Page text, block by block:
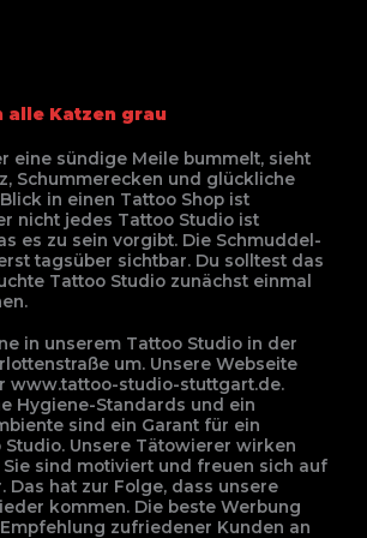
alle Katzen grau
eine sündige Meile bummelt, sieht
Schummerecken und glückliche
in einen Tattoo Shop ist
nicht jedes Tattoo Studio ist
es zu sein vorgibt. Die Schmuddel-
tagsüber sichtbar. Du solltest das
Tattoo Studio zunächst einmal
in unserem Tattoo Studio in der
um. Unsere Webseite
www.tattoo-studio-stuttgart.de.
Hygiene-Standards und ein
sind ein Garant für ein
Studio. Unsere Tätowierer wirken
sind motiviert und freuen sich auf
Das hat zur Folge, dass unsere
kommen. Die beste Werbung
zufriedener Kunden an